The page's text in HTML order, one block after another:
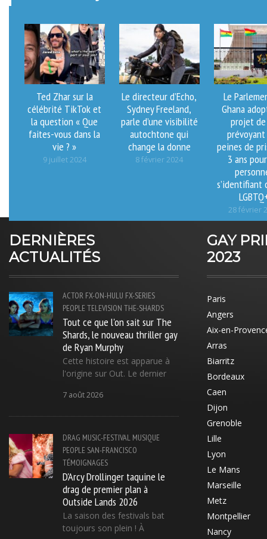
Ted Zhar sur la
célébrité TikTok et
la question « Que
faites-vous dans la
vie ? »
9 juillet 2024
Le directeur d’Echo,
Sydney Freeland,
parle d’une visibilité
autochtone qui
change la donne
8 février 2024
Le
Ghana
projet
peines de
3 ans
s’identifiant
28 février
DERNIÈRES
ACTUALITÉS
ACTOR FX-ON-HULU FX-SERIES
PEOPLETELEVISION THE-SHARDS
Tout ce que l'on sait sur The
Shards, le nouveau thriller gay
de Ryan Murphy
Cette histoire est apparue à
l'origine sur Out. Le dernier
7 août 2026
DRAG MUSIC-FESTIVAL MUSIQUE
PEOPLE SAN-FRANCISCO
TÉMOIGNAGES
D'Arcy Drollinger taquine le
drag de premier plan à
Outside Lands 2026
La saison des festivals bat
toujours son plein ! À
GAY
2023
Paris
Angers
Aix-en-
Arras
Biarritz
Bordeaux
Caen
Dijon
Grenoble
Lille
Lyon
Le Mans
Marseille
Metz
Montpellier
Nancy